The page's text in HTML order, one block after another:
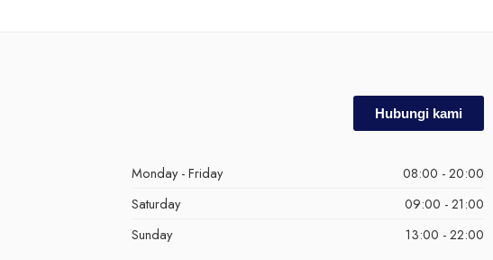
Hubungi kami
Monday - Friday
08:00 - 20:00
Saturday
09:00 - 21:00
Sunday
13:00 - 22:00